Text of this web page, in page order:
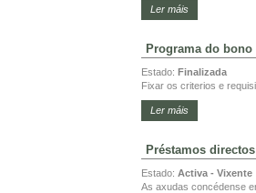
Ler máis
Programa do bono
Estado: Finalizada
Fixar os criterios e
Ler máis
Préstamos
Estado: Activa - Vixente
As axudas concédense